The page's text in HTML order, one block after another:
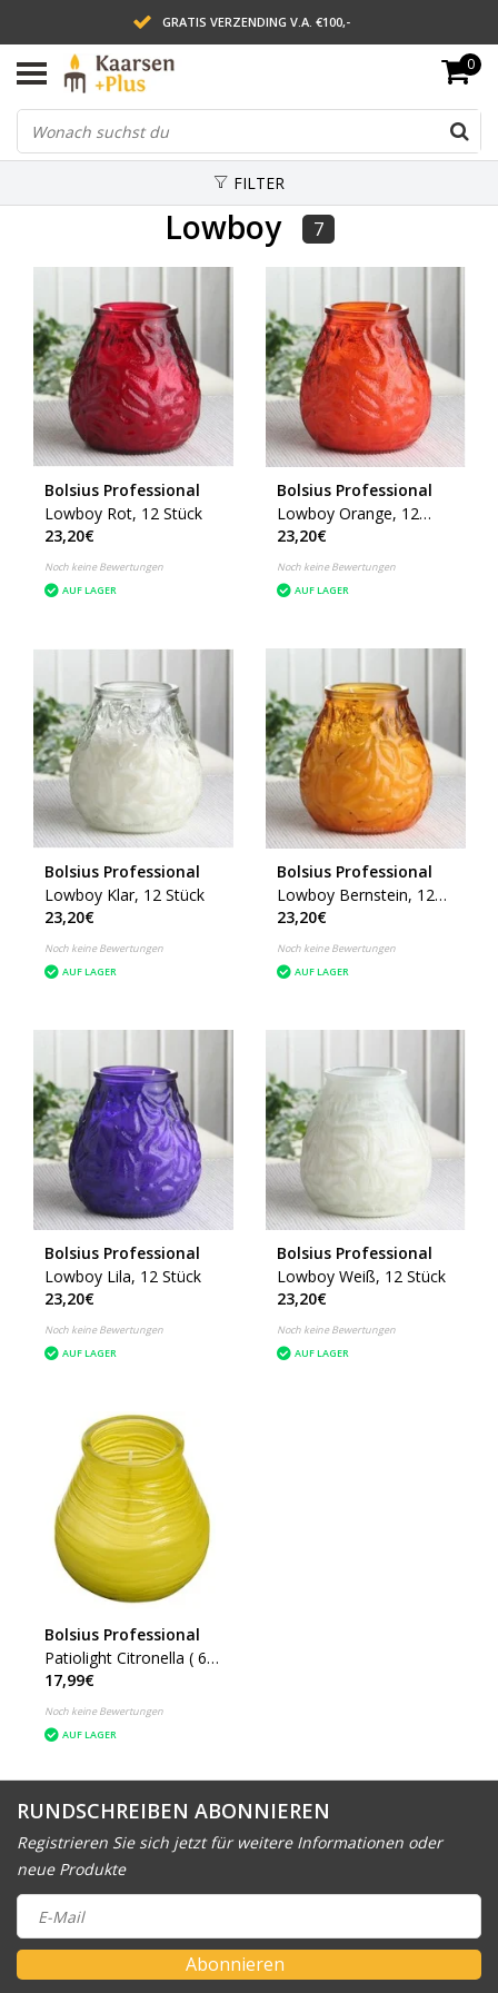
GRATIS VERZENDING V.A. €100,-
LEVERING BINNEN 2 WERKDAGEN
ACHTERAF BETALEN VIA AFTERPAY
0
FILTER
Lowboy 7
Bolsius Professional
Lowboy Rot, 12 Stück
23,20€
Noch keine Bewertungen
AUF LAGER
Bolsius Professional
Lowboy Orange, 12
Stück
23,20€
Noch keine Bewertungen
AUF LAGER
Bolsius Professional
Lowboy Klar, 12 Stück
23,20€
Noch keine Bewertungen
AUF LAGER
Bolsius Professional
Lowboy Bernstein, 12
Stück
23,20€
Noch keine Bewertungen
AUF LAGER
Bolsius Professional
Lowboy Lila, 12 Stück
23,20€
Noch keine Bewertungen
AUF LAGER
Bolsius Professional
Lowboy Weiß, 12 Stück
23,20€
Noch keine Bewertungen
AUF LAGER
Bolsius Professional
Patiolight Citronella ( 6
Stück )
17,99€
Noch keine Bewertungen
AUF LAGER
RUNDSCHREIBEN ABONNIEREN
Registrieren Sie sich jetzt für weitere Informationen oder
neue Produkte
Abonnieren